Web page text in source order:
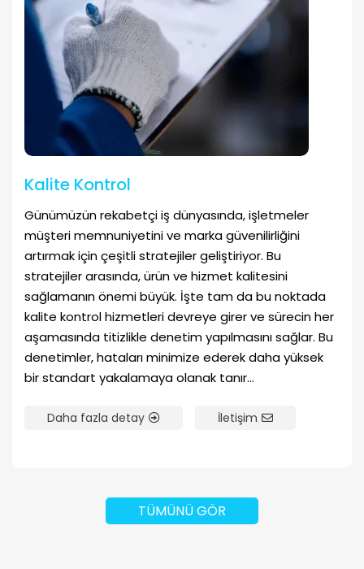
Kalite Kontrol
Günümüzün rekabetçi iş dünyasında, işletmeler
müşteri memnuniyetini ve marka güvenilirliğini
artırmak için çeşitli stratejiler geliştiriyor. Bu
stratejiler arasında, ürün ve hizmet kalitesini
sağlamanın önemi büyük. İşte tam da bu noktada
kalite kontrol hizmetleri devreye girer ve sürecin her
aşamasında titizlikle denetim yapılmasını sağlar. Bu
denetimler, hataları minimize ederek daha yüksek
bir standart yakalamaya olanak tanır...
Daha fazla detay İletişim
TÜMÜNÜ GÖR